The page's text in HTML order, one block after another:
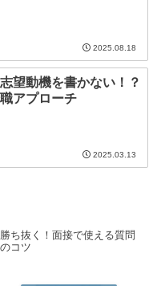
2025.08.18
望動機を書かない！？
アプローチ
2025.03.13
ち抜く！面接で使える質問
コツ